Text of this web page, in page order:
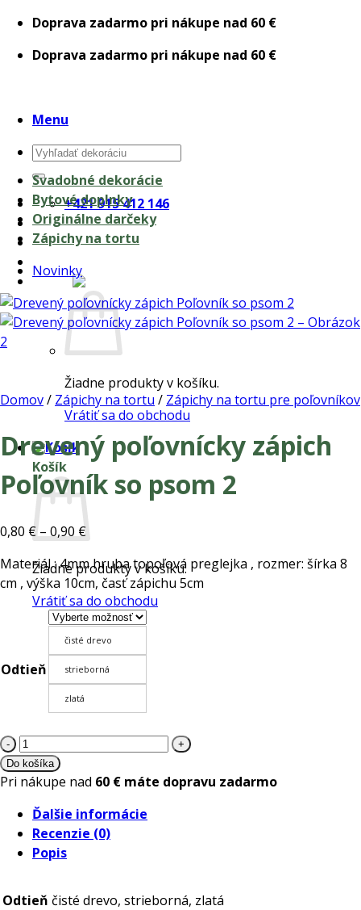
Skip
content
Doprava zadarmo pri nákupe nad 60 €
Doprava zadarmo pri nákupe nad 60 €
Menu
Hľadať:
+421 915 412 146
0,00€
Žiadne produkty v košíku.
Vrátiť sa do obchodu
Košík
Žiadne produkty v košíku.
Vrátiť sa do obchodu
Svadobné dekorácie
Bytové doplnky
Originálne darčeky
Zápichy na tortu
Novinky
Domov/ Zápichy na tortu / Zápichy na tortu pre poľovníkov
Drevený poľovnícky zápich
Poľovník so psom 2
0,80 € – 0,90 €
0,80 €
through
0,90 €
Materiál : 4mm hruba topoľová preglejka , rozmer: šírka 8
cm , výška 10cm, časť zápichu 5cm
Odtieň
čisté drevo
strieborná
zlatá
množstvo
Drevený
poľovnícky
Poľovník
so
psom
Do košíka
Pri nákupe nad 60 € máte dopravu zadarmo
Ďalšie informácie
Recenzie (0)
Popis
Odtieň čisté drevo, strieborná, zlatá